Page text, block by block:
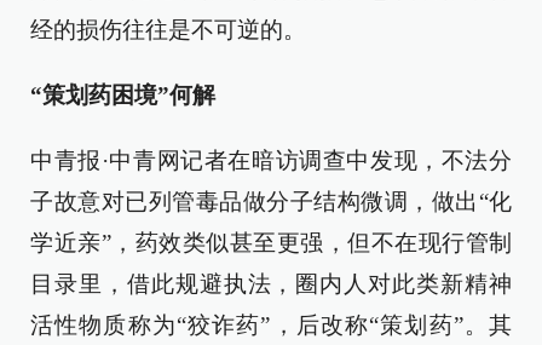
经的损伤往往是不可逆的。
“策划药困境”何解
中青报·中青网记者在暗访调查中发现，不法分
子故意对已列管毒品做分子结构微调，做出“化
学近亲”，药效类似甚至更强，但不在现行管制
目录里，借此规避执法，圈内人对此类新精神
活性物质称为“狡诈药”，后改称“策划药”。其